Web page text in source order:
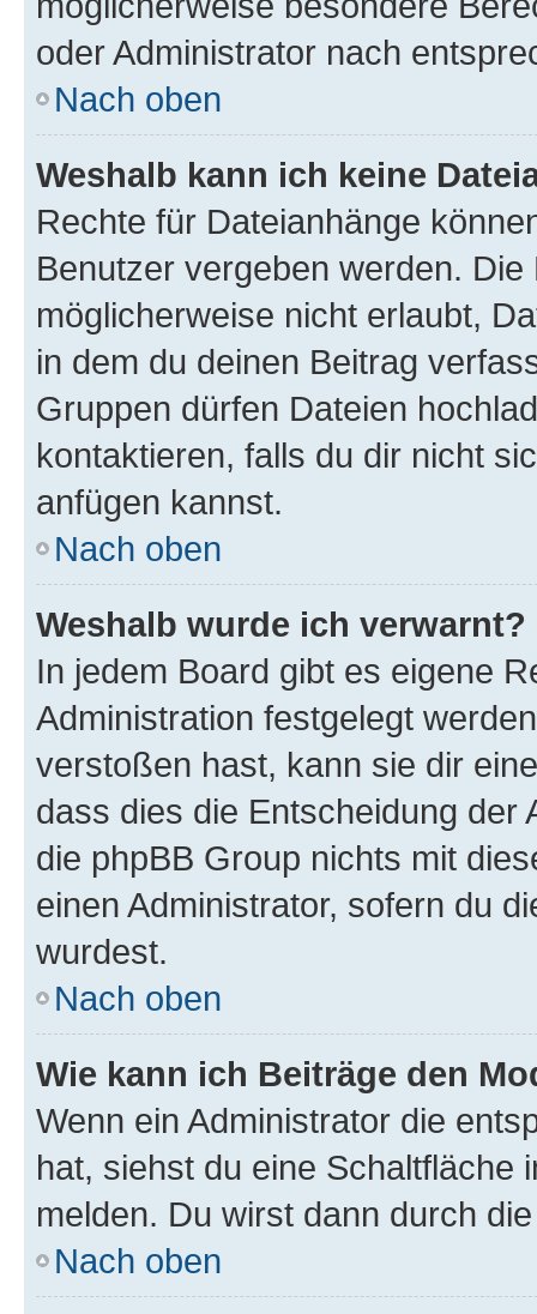
oder Administrator nach
Nach oben
Weshalb kann ich keine
Rechte für Dateianhänge
Benutzer vergeben werden.
möglicherweise nicht erlaubt,
in dem du deinen Beitrag
Gruppen dürfen Dateien
kontaktieren, falls du dir nicht
anfügen kannst.
Nach oben
Weshalb wurde ich verwarnt?
In jedem Board gibt es eigene
Administration festgelegt
verstoßen hast, kann sie dir
dass dies die Entscheidung der
die phpBB Group nichts mit
einen Administrator, sofern du
wurdest.
Nach oben
Wie kann ich Beiträge den
Wenn ein Administrator die
hat, siehst du eine Schaltfläche
melden. Du wirst dann durch
Nach oben